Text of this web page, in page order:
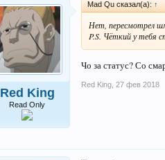
Red King
Read Only
Mad Qu сказал(а): ↑
Нет, пересмотрел
P.S. Чёткий у тебя
Чо за статус? Со
Red King 27 фев 2018